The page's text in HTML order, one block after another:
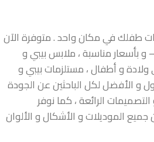
طفلك في مكان واحد . متوفرة الآن
و بأسعار مناسبة ، ملابس بيبي و
ولادة و أطفال ، مستلزمات بيبي و
و الأفضل لكل الباحثين عن الجودة
الرائعة ، كما نوفر
الموديلات و الأشكال و الألوان